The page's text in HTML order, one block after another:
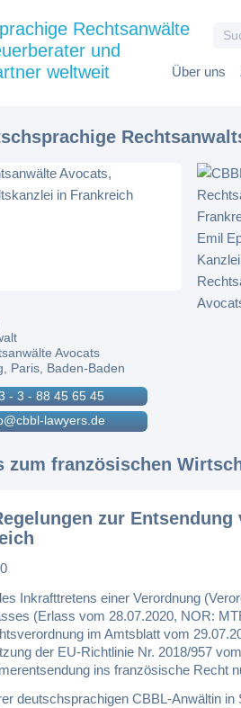
for:
Über uns
Rechtsanwälte
und
weltweit
Avocats
Paris, Baden-Baden
- 3 - 88 45 65 45
lawyers.de
zum französischen
zur
Inkrafttretens einer Verordnung
(Erlass vom 28.07.2020, NOR:
im Amtsblatt vom
der EU-Richtlinie Nr. 2018/957
ins französische Recht
deutschsprachigen CBBL-Anwältin